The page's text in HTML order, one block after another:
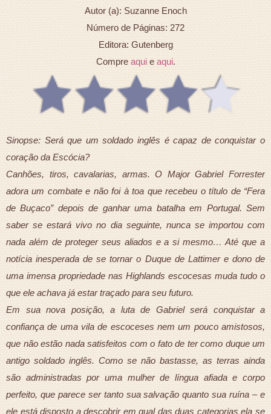
Autor (a): Suzanne Enoch
Número de Páginas: 272
Editora: Gutenberg
Compreaquie aqui.
Sinopse: Será que um soldado inglês é capaz de conquistar o
coração da Escócia?
Canhões, tiros, cavalarias, armas. O Major Gabriel Forrester
adora um combate e não foi à toa que recebeu o título de “Fera
de Buçaco” depois de ganhar uma batalha em Portugal. Sem
saber se estará vivo no dia seguinte, nunca se importou com
nada além de proteger seus aliados e a si mesmo… Até que a
notícia inesperada de se tornar o Duque de Lattimer e dono de
uma imensa propriedade nas Highlands escocesas muda tudo o
que ele achava já estar traçado para seu futuro.
Em sua nova posição, a luta de Gabriel será conquistar a
confiança de uma vila de escoceses nem um pouco amistosos,
que não estão nada satisfeitos com o fato de ter como duque um
antigo soldado inglês. Como se não bastasse, as terras ainda
são administradas por uma mulher de língua afiada e corpo
perfeito, que parece ser tanto sua salvação quanto sua ruína – e
ele está disposto a descobrir em qual das duas categorias ela se